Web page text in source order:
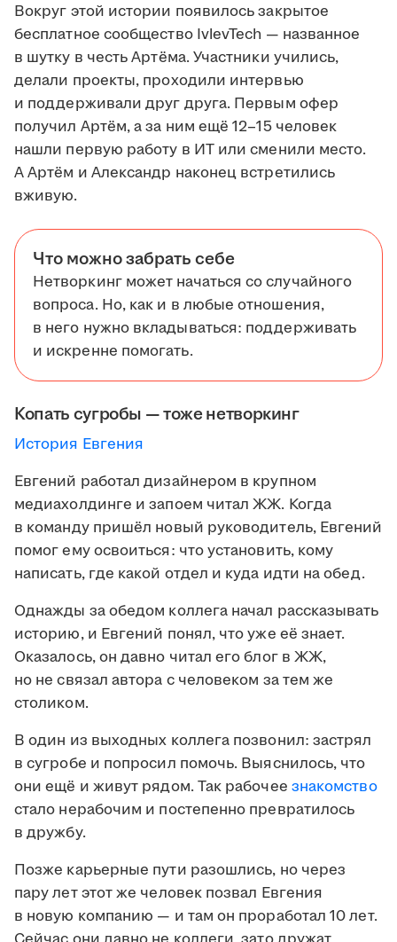
Вокруг этой истории появилось закрытое
бесплатное сообщество IvlevTech — названное
в шутку в честь Артёма. Участники учились,
делали проекты, проходили интервью
и поддерживали друг друга. Первым офер
получил Артём, а за ним ещё 12–15 человек
нашли первую работу в ИТ или сменили место.
А Артём и Александр наконец встретились
вживую.
Что можно забрать себе
Нетворкинг может начаться со случайного
вопроса. Но, как и в любые отношения,
в него нужно вкладываться: поддерживать
и искренне помогать.
Копать сугробы — тоже нетворкинг
История Евгения
Евгений работал дизайнером в крупном
медиахолдинге и запоем читал ЖЖ. Когда
в команду пришёл новый руководитель, Евгений
помог ему освоиться: что установить, кому
написать, где какой отдел и куда идти на обед.
Однажды за обедом коллега начал рассказывать
историю, и Евгений понял, что уже её знает.
Оказалось, он давно читал его блог в ЖЖ,
но не связал автора с человеком за тем же
столиком.
В один из выходных коллега позвонил: застрял
в сугробе и попросил помочь. Выяснилось, что
они ещё и живут рядом. Так рабочее знакомство
стало нерабочим и постепенно превратилось
в дружбу.
Позже карьерные пути разошлись, но через
пару лет этот же человек позвал Евгения
в новую компанию — и там он проработал 10 лет.